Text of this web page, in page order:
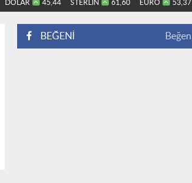
DOLAR 45,44 STERLİN 61,60 EURO 53,37
BEĞENİ Beğen